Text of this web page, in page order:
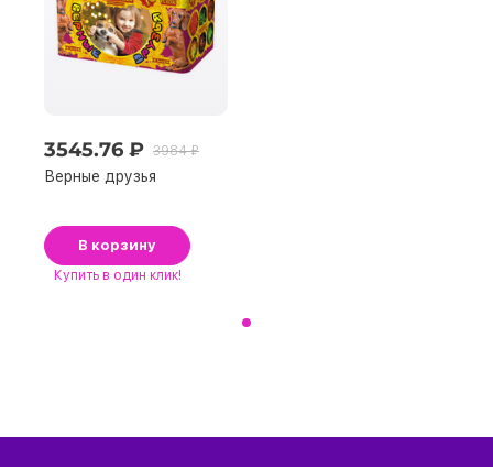
3545.76 ₽ 3984 ₽
Верные друзья
В корзину
Купить в один клик!